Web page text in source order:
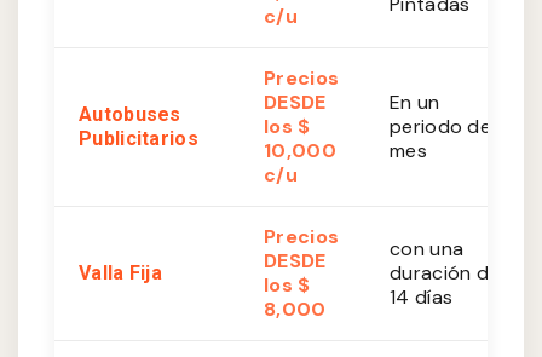
c/u
Autobuses
Publicitarios
Precios
DESDE
los $
10,000
c/u
En un
periodo de 1
mes
Valla Fija
Precios
DESDE
los $
8,000
con una
duración de
14 días